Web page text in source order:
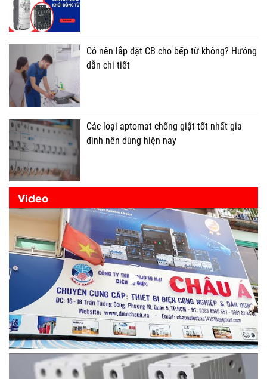
Có nên lắp đặt CB cho bếp từ không? Hướng
dẫn chi tiết
Các loại aptomat chống giật tốt nhất gia
đình nên dùng hiện nay
Video